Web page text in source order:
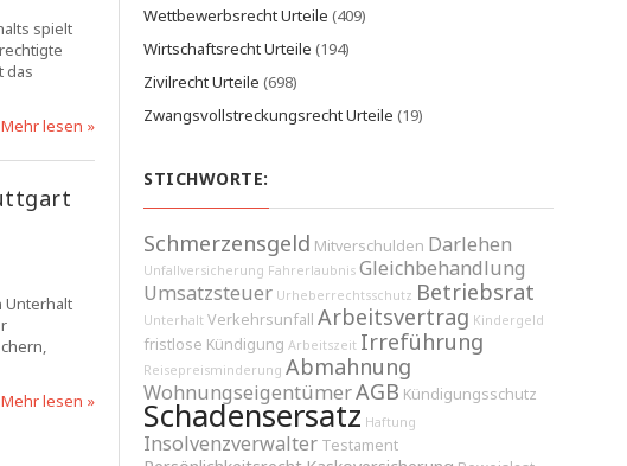
spielt
das
Mehr lesen »
Unterhalt
Mehr lesen »
Wettbewerbsrecht Urteile (409)
Wirtschaftsrecht Urteile (194)
Zivilrecht Urteile (698)
Zwangsvollstreckungsrecht Urteile (19)
STICHWORTE:
Schmerzensgeld Mitverschulden Darlehen
Unfallversicherung Fahrerlaubnis Gleichbehandlung
Umsatzsteuer Urheberrechtsschutz Betriebsrat
Unterhalt Verkehrsunfall Arbeitsvertrag Kindergeld
fristlose Kündigung Arbeitszeit Irreführung
Reisepreisminderung Abmahnung
WohnungseigentümerAGB Kündigungsschutz
Schadensersatz Haftung
Insolvenzverwalter Testament